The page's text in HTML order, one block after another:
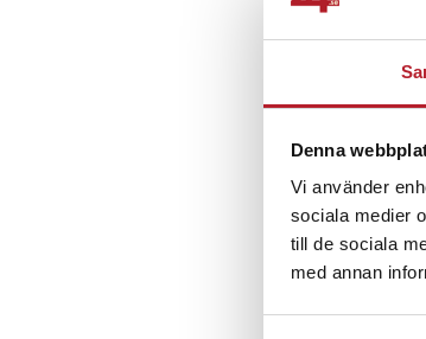
Denna
Vi använder
sociala medier
till de sociala
med annan- Mått:
-